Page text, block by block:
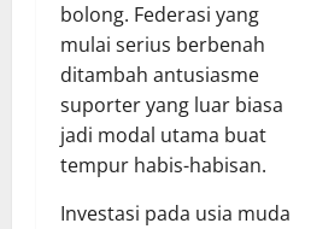
bolong. Federasi yang
mulai serius berbenah
ditambah antusiasme
suporter yang luar biasa
jadi modal utama buat
tempur habis-habisan.
Investasi pada usia muda